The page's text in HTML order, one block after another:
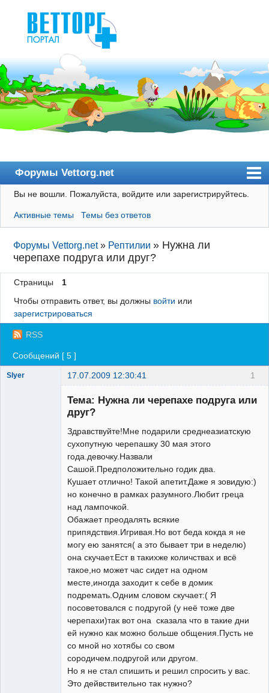
Форумы Vettorg.net
Главная
Пользователи
Правила
Поиск
Регистрация
Вход
Вы не вошли. Пожалуйста, войдите или зарегистрируйтесь.
Активные темы Темы без ответов
Форумы Vettorg.net » Рептилии » Нужна ли
черепахе подруга или друг?
Страницы
1
Чтобы отправить ответ, вы должны войти или
зарегистрироваться
RSS
Сообщений [ 5 ]
1
Slyer 17.07.2009 12:30:41
Зарегистрированный
Тема: Нужна ли черепахе подруга или
друг?
Здравствуйте!Мне подарили среднеазиатскую
сухопутную черепашку 30 мая этого
года.девочку.Назвали
Сашой.Предположительно годик два.
Кушает отлично! Такой апетит.Даже я зовидую:)
но конечно в рамках разумного.Любит греца
над лампочкой.
Обажает преодалять всякие
припядствия.Игривая.Но вот беда кокда я не
могу ею занятся( а это бывает три в неделю)
она скучает.Ест в такихже количствах и всё
такое,но может час сидет на одном
месте,иногда заходит к себе в домик
подремать.Одним словом скучает:( Я
посоветовался с подругой (у неё тоже две
черепахи)так вот она сказала что в такие дни
ей нужно как можно больше общения.Пусть не
со мной но хотябы со свом
сородичем.подругой или другом.
Но я не стал спишить и решил спросить у вас.
Это дейвствительно так нужно?